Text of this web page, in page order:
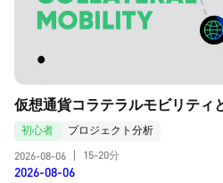
仮想通貨コラテラルモビリティ
初心者
プロジェクト分析
2026-08-06
15-20分
2026-08-06